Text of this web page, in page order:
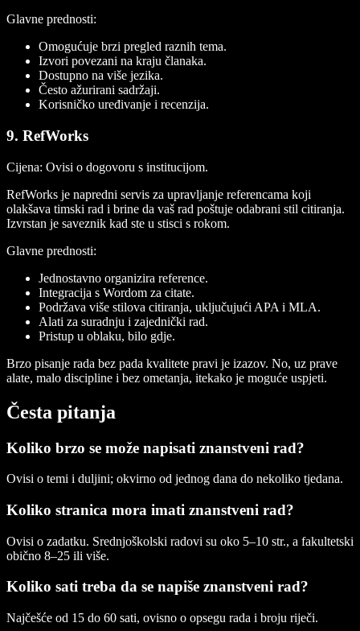
Glavne prednosti:
Omogućuje brzi pregled raznih tema.
Izvori povezani na kraju članaka.
Dostupno na više jezika.
Često ažurirani sadržaji.
Korisničko uređivanje i recenzija.
9. RefWorks
Cijena: Ovisi o dogovoru s institucijom.
RefWorks je napredni servis za upravljanje referencama koji
olakšava timski rad i brine da vaš rad poštuje odabrani stil citiranja.
Izvrstan je saveznik kad ste u stisci s rokom.
Glavne prednosti:
Jednostavno organizira reference.
Integracija s Wordom za citate.
Podržava više stilova citiranja, uključujući APA i MLA.
Alati za suradnju i zajednički rad.
Pristup u oblaku, bilo gdje.
Brzo pisanje rada bez pada kvalitete pravi je izazov. No, uz prave
alate, malo discipline i bez ometanja, itekako je moguće uspjeti.
Česta pitanja
Koliko brzo se može napisati znanstveni rad?
Ovisi o temi i duljini; okvirno od jednog dana do nekoliko tjedana.
Koliko stranica mora imati znanstveni rad?
Ovisi o zadatku. Srednjoškolski radovi su oko 5–10 str., a fakultetski
obično 8–25 ili više.
Koliko sati treba da se napiše znanstveni rad?
Najčešće od 15 do 60 sati, ovisno o opsegu rada i broju riječi.